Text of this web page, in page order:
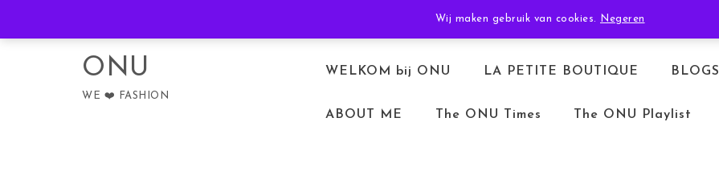
Wij maken gebruik van cookies. Negeren
TERUGBETALEN & RETOURNEREN ALGEMENE VOORWAARDEN
ONU
WE ❤️ FASHION
WELKOM bij ONU LA PETITE BOUTIQUE BLOGS
ABOUT ME The ONU Times The ONU Playlist